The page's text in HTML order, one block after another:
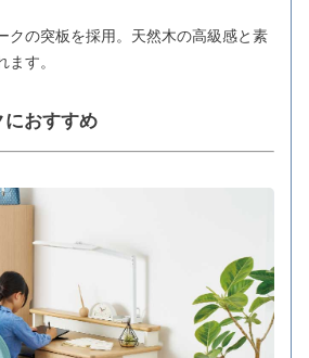
クの突板を採用。天然木の高級感と素
す。
におすすめ